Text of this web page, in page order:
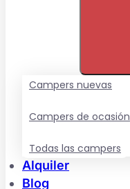
Campers nuevas
Campers de ocasión
Todas las campers
Alquiler
Blog